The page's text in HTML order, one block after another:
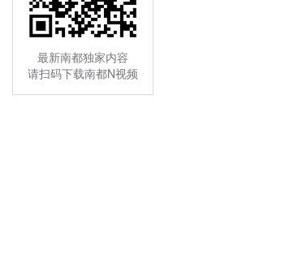
最新南都独家内容
请扫码下载南都N视频